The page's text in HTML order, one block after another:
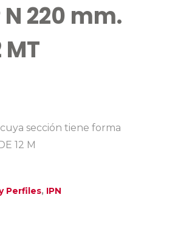
N 220 mm.
MT
sección tiene forma
12 M
Perfiles, IPN